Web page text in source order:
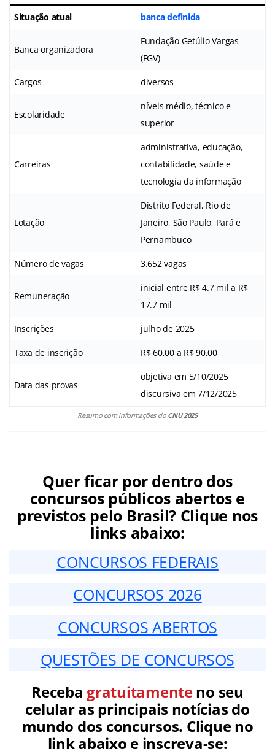
Situação atual banca definida
Banca organizadora
Fundação Getúlio Vargas
(FGV)
Cargos diversos
Escolaridade
níveis médio, técnico e
superior
Carreiras
administrativa, educação,
contabilidade, saúde e
tecnologia da informação
Lotação
Distrito Federal, Rio de
Janeiro, São Paulo, Pará e
Pernambuco
Número de vagas 3.652 vagas
Remuneração
inicial entre R$ 4.7 mil a R$
17.7 mil
Inscrições julho de 2025
Taxa de inscrição R$ 60,00 a R$ 90,00
Data das provas
objetiva em 5/10/2025
discursiva em 7/12/2025
Resumo com informações do CNU 2025
Quer ficar por dentro dos
concursos públicos abertos e
previstos pelo Brasil? Clique nos
links abaixo:
CONCURSOS FEDERAIS
CONCURSOS 2026
CONCURSOS ABERTOS
QUESTÕES DE CONCURSOS
Receba gratuitamenteno seu
celular as principais notícias do
mundo dos concursos. Clique no
link abaixo e inscreva-se: